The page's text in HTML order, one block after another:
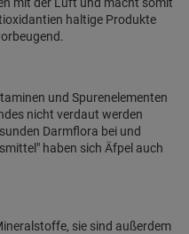
haltige Produkte
und Spurenelementen
nicht verdaut werden
Darmflora bei und
haben sich Äfpel auch
sie sind außerdem